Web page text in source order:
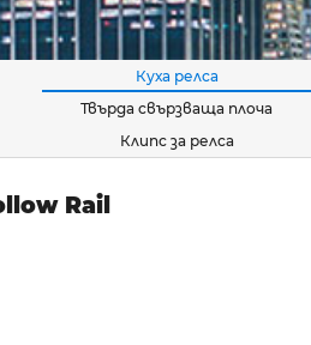
Куха релса
Твърда свързваща плоча
Клипс за релса
Rail